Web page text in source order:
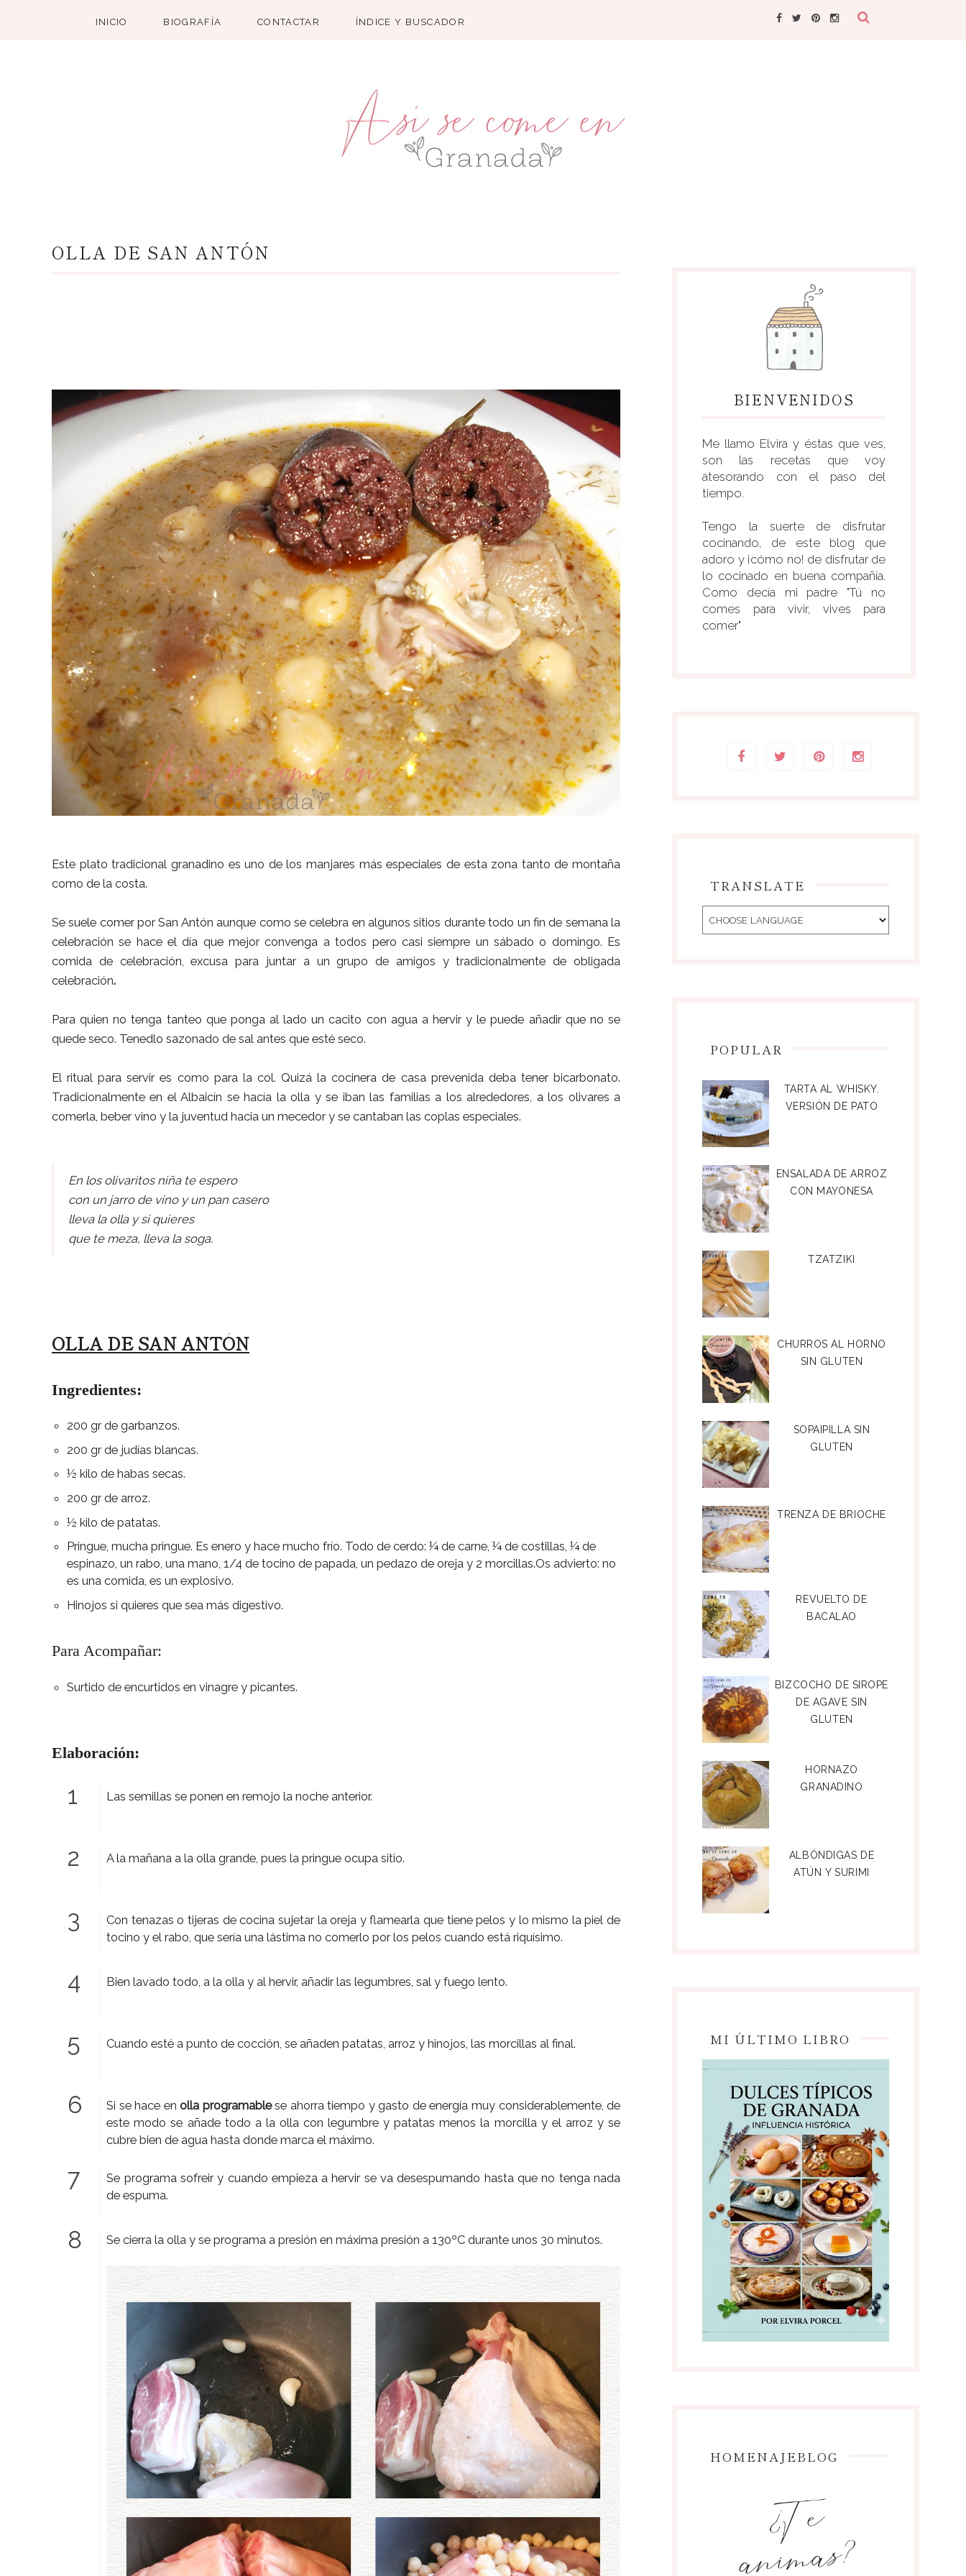
INICIO BIOGRAFÍA CONTACTAR ÍNDICE Y BUSCADOR
OLLA DE SAN ANTÓN
Este plato tradicional granadino es uno de los manjares más especiales de esta zona tanto de montaña
como de la costa.
Se suele comer por San Antón aunque como se celebra en algunos sitios durante todo un fin de semana la
celebración se hace el día que mejor convenga a todos pero casi siempre un sábado o domingo. Es
comida de celebración, excusa para juntar a un grupo de amigos y tradicionalmente de obligada
celebración.
Para quien no tenga tanteo que ponga al lado un cacito con agua a hervir y le puede añadir que no se
quede seco. Tenedlo sazonado de sal antes que esté seco.
El ritual para servir es como para la col. Quizá la cocinera de casa prevenida deba tener bicarbonato.
Tradicionalmente en el Albaicín se hacía la olla y se iban las familias a los alrededores, a los olivares a
comerla, beber vino y la juventud hacia un mecedor y se cantaban las coplas especiales.
En los olivaritos niña te espero
con un jarro de vino y un pan casero
lleva la olla y si quieres
que te meza, lleva la soga.
OLLA DE SAN ANTÓN
Ingredientes:
200 gr de garbanzos.
200 gr de judías blancas.
½ kilo de habas secas.
200 gr de arroz.
½ kilo de patatas.
Pringue, mucha pringue. Es enero y hace mucho frío. Todo de cerdo: ¼ de carne, ¼ de costillas, ¼ de
espinazo, un rabo, una mano, 1/4 de tocino de papada, un pedazo de oreja y 2 morcillas.Os advierto: no
es una comida, es un explosivo.
Hinojos si quieres que sea más digestivo.
Para Acompañar:
Surtido de encurtidos en vinagre y picantes.
Elaboración:
Las semillas se ponen en remojo la noche anterior.
A la mañana a la olla grande, pues la pringue ocupa sitio.
Con tenazas o tijeras de cocina sujetar la oreja y flamearla que tiene pelos y lo mismo la piel de
tocino y el rabo, que sería una lástima no comerlo por los pelos cuando está riquísimo.
Bien lavado todo, a la olla y al hervir, añadir las legumbres, sal y fuego lento.
Cuando esté a punto de cocción, se añaden patatas, arroz y hinojos, las morcillas al final.
Si se hace enolla programablese ahorra tiempo y gasto de energía muy considerablemente, de
este modo se añade todo a la olla con legumbre y patatas menos la morcilla y el arroz y se
cubre bien de agua hasta donde marca el máximo.
Se programa sofreir y cuando empieza a hervir se va desespumando hasta que no tenga nada
de espuma.
Se cierra la olla y se programa a presión en máxima presión a 130ºC durante unos 30 minutos.
BIENVENIDOS
Me llamo Elvira y éstas que ves,
son las recetas que voy
atesorando con el paso del
tiempo.
Tengo la suerte de disfrutar
cocinando, de este blog que
adoro y ¡cómo no! de disfrutar de
lo cocinado en buena compañía.
Como decía mi padre "Tú no
comes para vivir, vives para
comer"
TRANSLATE
POPULAR
TARTA AL WHISKY.
VERSIÓN DE PATO
ENSALADA DE ARROZ
CON MAYONESA
TZATZIKI
CHURROS AL HORNO
SIN GLUTEN
SOPAIPILLA SIN
GLUTEN
TRENZA DE BRIOCHE
REVUELTO DE
BACALAO
BIZCOCHO DE SIROPE
DE AGAVE SIN
GLUTEN
HORNAZO
GRANADINO
ALBÓNDIGAS DE
ATÚN Y SURIMI
MI ÚLTIMO LIBRO
HOMENAJEBLOG